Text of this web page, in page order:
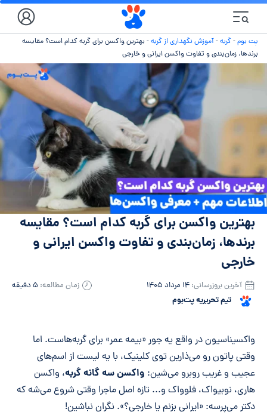
پت بوم-گربه-آموزش نگهداری از گربه- بهترین واکسن برای گربه کدام است؟ مقایسه
برندها، زمان‌بندی و تفاوت واکسن ایرانی و خارجی
بهترین واکسن برای گربه کدام است؟ مقایسه
برندها، زمان‌بندی و تفاوت واکسن ایرانی و
خارجی
تیم تحریریه پت‌بوم
آخرین بروزرسانی: ۱۴ مرداد ۱۴۰۵ زمان مطالعه: ۵ دقیقه
خلاصه مقاله
واکسیناسیون در واقع یه جور «بیمه عمر» برای گربه‌هاست. اما
وقتی پاتون رو می‌ذارین توی کلینیک، با یه لیست از اسم‌های
عجیب و غریب روبرو می‌شین: واکسن سه گانه گربه، واکسن
هاری، نوبیواک، فلوواک و... تازه اصل ماجرا وقتی شروع می‌شه که
دکتر می‌پرسه: «ایرانی بزنم یا خارجی؟». نگران نباشین!